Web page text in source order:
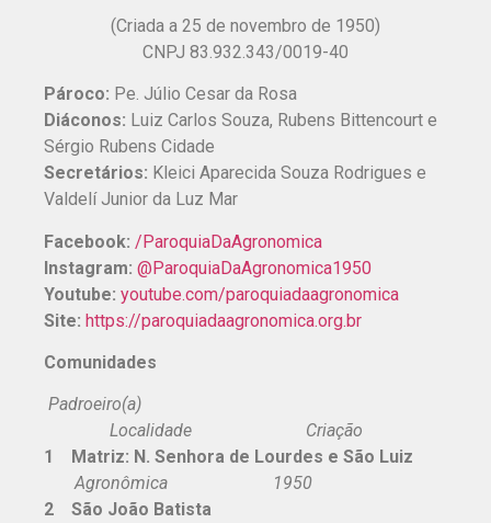
(Criada a 25 de novembro de 1950)
CNPJ 83.932.343/0019-40
Pároco: Pe. Júlio Cesar da Rosa
Diáconos: Luiz Carlos Souza, Rubens Bittencourt e
Sérgio Rubens Cidade
Secretários: Kleici Aparecida Souza Rodrigues e
Valdelí Junior da Luz Mar
Facebook: /ParoquiaDaAgronomica
Instagram: @ParoquiaDaAgronomica1950
Youtube: youtube.com/paroquiadaagronomica
Site: https://paroquiadaagronomica.org.br
Comunidades
Padroeiro(a)
Localidade Criação
1 Matriz: N. Senhora de Lourdes e São Luiz
Agronômica 1950
2 São João Batista